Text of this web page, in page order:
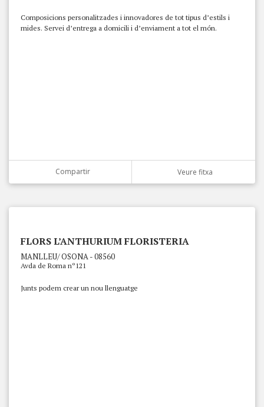
Composicions personalitzades i innovadores de tot tipus d’estils i
mides. Servei d’entrega a domicili i d’enviament a tot el món.
Compartir Veure fitxa
FLORS L’ANTHURIUM FLORISTERIA
MANLLEU/ OSONA - 08560
Avda de Roma nº121
Junts podem crear un nou llenguatge